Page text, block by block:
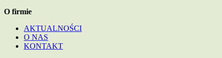
O firmie
AKTUALNOŚCI
O NAS
KONTAKT